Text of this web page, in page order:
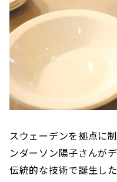
スウェーデンを拠点に
ンダーソン陽子さんが
伝統的な技術で誕生し